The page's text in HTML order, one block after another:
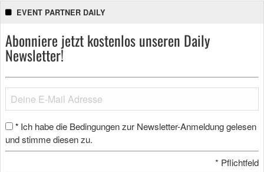
EVENT PARTNER DAILY
Abonniere jetzt kostenlos unseren Daily
Newsletter!
* Ich habe die Bedingungen zur Newsletter-Anmeldung gelesen
und stimme diesen zu.
* Pflichtfeld